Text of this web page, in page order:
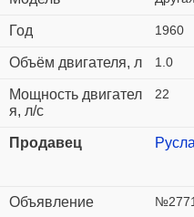
Год 1960
Объём двигателя, л 1.0
Мощность двигател
я, л/с
22
Продавец
Объявление №2771